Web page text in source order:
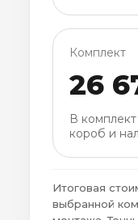
Комплект
26
В
короб и
Итоговая
выбранной